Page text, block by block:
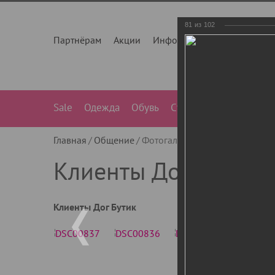
Партнёрам Акции Инфо О нас
Sale Одежда Обувь Сумки
Главная Общение Фотогалерея
Клиенты Дог Бутик
Клиенты Дог Бутик
81 из 102